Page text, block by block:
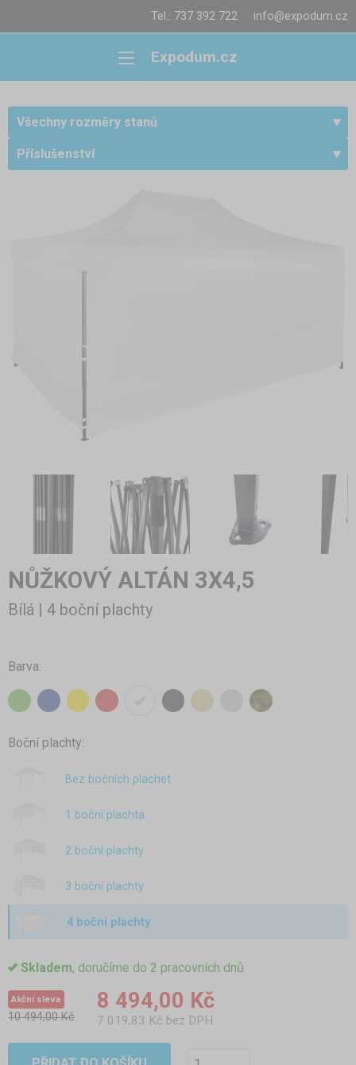
Tel.: 737 392 722 info@expodum.cz
Expodum.cz
Všechny rozměry stanů
Příslušenství
NŮŽKOVÝ ALTÁN 3X4,5
Bílá | 4 boční plachty
Barva:
Boční plachty:
Bez bočních plachet
1 boční plachta
2 boční plachty
3 boční plachty
4 boční plachty
Skladem, doručíme do 2 pracovních dnů
Akční sleva
10 494,00 Kč
8 494,00 Kč
7 019,83 Kč bez DPH